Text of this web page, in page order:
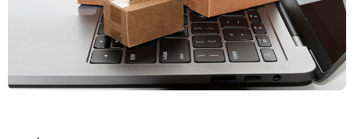
Возможные цвета подушек из ткани Sunbrella: синий
(adriatic), лед (ghiaccio), авокадо (avocado), джунгли
(giungla), холст (canvas).
Возможные цвета подушек из ткани TECH: панама
(panama).